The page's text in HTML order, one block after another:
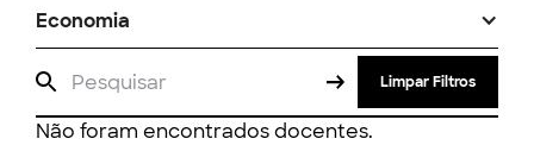
Economia
Limpar Filtros
Não foram encontrados docentes.